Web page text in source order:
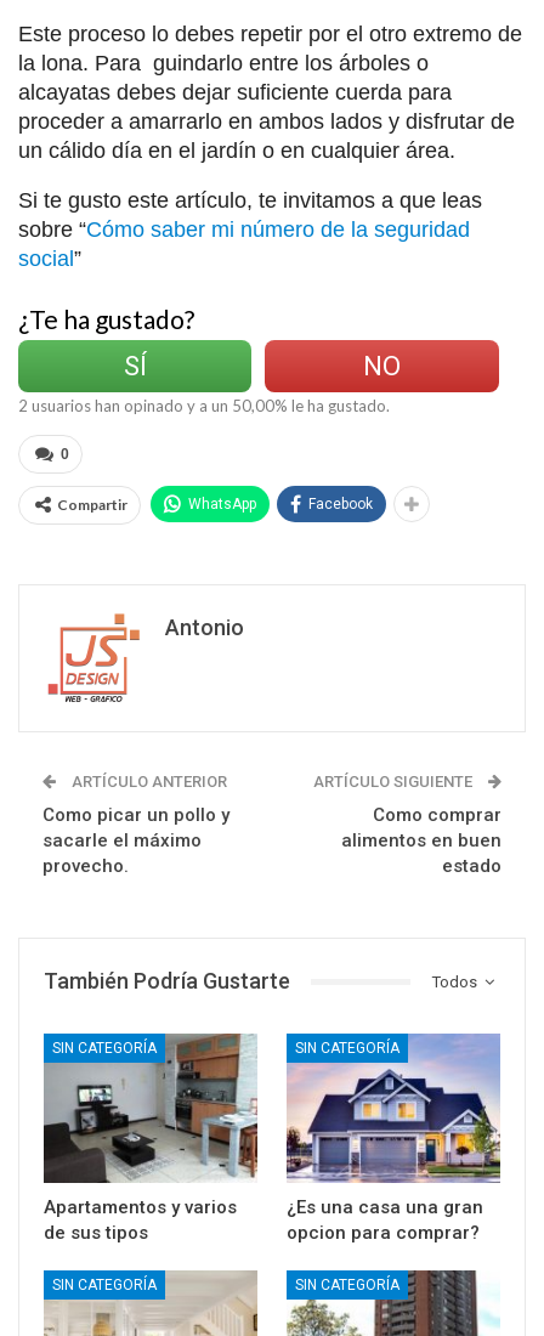
Este proceso lo debes repetir por el otro extremo de
la lona. Para guindarlo entre los árboles o
alcayatas debes dejar suficiente cuerda para
proceder a amarrarlo en ambos lados y disfrutar de
un cálido día en el jardín o en cualquier área.
Si te gusto este artículo, te invitamos a que leas
sobre “Cómo saber mi número de la seguridad
social ”
¿Te ha gustado?
SÍ
NO
2 usuarios han opinado y a un 50,00% le ha gustado.
0
Compartir WhatsApp Facebook
Antonio
ARTÍCULO ANTERIOR
Como picar un pollo y
sacarle el máximo
provecho.
ARTÍCULO SIGUIENTE
Como comprar
alimentos en buen
estado
Todos
También Podría Gustarte
SIN CATEGORÍA
Apartamentos y varios
de sus tipos
SIN CATEGORÍA
¿Es una casa una gran
opcion para comprar?
SIN CATEGORÍA SIN CATEGORÍA